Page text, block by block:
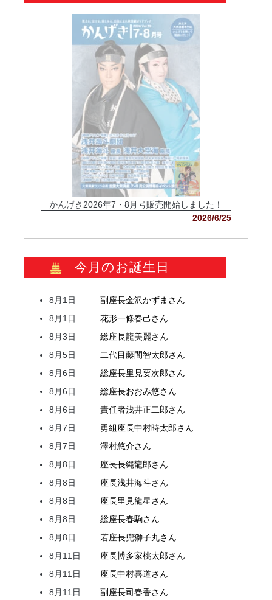
かんげき2026年7・8月号販売開始しました！
2026/6/25
今月のお誕生日
8月1日 副座長金沢かずま さん
8月1日
花形一條春己さん
8月3日
総座長龍美麗さん
8月5日
二代目藤間智太郎さん
8月6日
総座長里見要次郎さん
8月6日
総座長おおみ悠さん
8月6日
責任者浅井正二郎さん
8月7日
勇組座長中村時太郎さん
8月7日
澤村悠介さん
8月8日
座長長縄龍郎さん
8月8日
座長浅井海斗さん
8月8日
座長里見龍星さん
8月8日
総座長春駒さん
8月8日
若座長兜獅子丸さん
8月11日
座長博多家桃太郎さん
8月11日
座長中村喜道さん
8月11日
副座長司春香さん